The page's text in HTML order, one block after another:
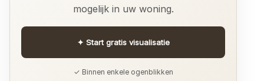
mogelijk in uw woning.
✦ Start gratis visualisatie
✓ Binnen enkele ogenblikken